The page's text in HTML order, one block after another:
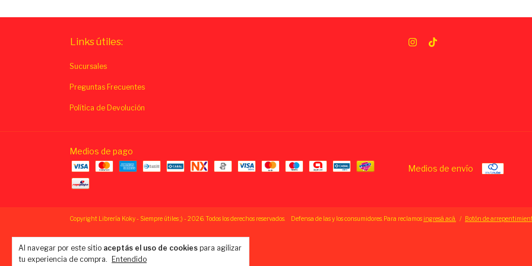
Al navegar por este sitio aceptás el uso de cookies para agilizar
tu experiencia de compra.
Entendido
Links útiles:
Sucursales
Preguntas Frecuentes
Política de Devolución
Medios de pago
Medios de envío
Copyright Librería Koky - Siempre útiles ;) - 2026. Todos los derechos reservados. Defensa de las y los consumidores. Para reclamos ingresá acá. / Botón de